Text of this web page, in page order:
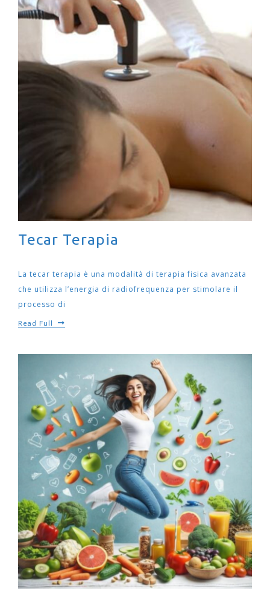
Tecar Terapia
La tecar terapia è una modalità di terapia fisica avanzata
che utilizza l’energia di radiofrequenza per stimolare il
processo di
Read Full